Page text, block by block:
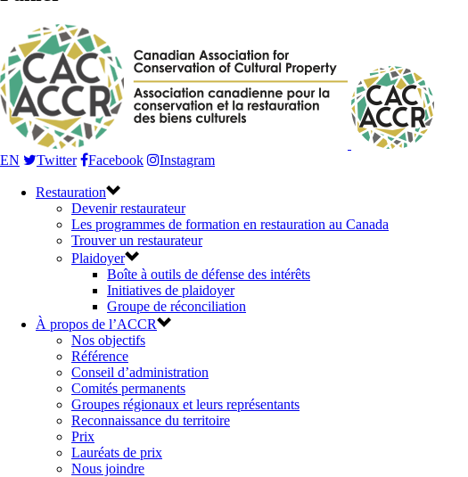
EN Twitter Facebook Instagram
Restauration
Devenir restaurateur
Les programmes de formation en restauration au Canada
Trouver un restaurateur
Plaidoyer
Boîte à outils de défense des intérêts
Initiatives de plaidoyer
Groupe de réconciliation
À propos de l’ACCR
Nos objectifs
Référence
Conseil d’administration
Comités permanents
Groupes régionaux et leurs représentants
Reconnaissance du territoire
Prix
Lauréats de prix
Nous joindre